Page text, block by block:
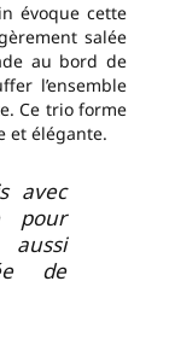
évoque cette
salée
au bord de
l’ensemble
Ce trio forme
et élégante.
avec
pour
de